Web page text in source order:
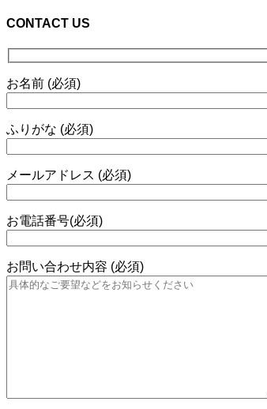
CONTACT US
お名前 (必須)
ふりがな (必須)
メールアドレス (必須)
お電話番号(必須)
お問い合わせ内容 (必須)